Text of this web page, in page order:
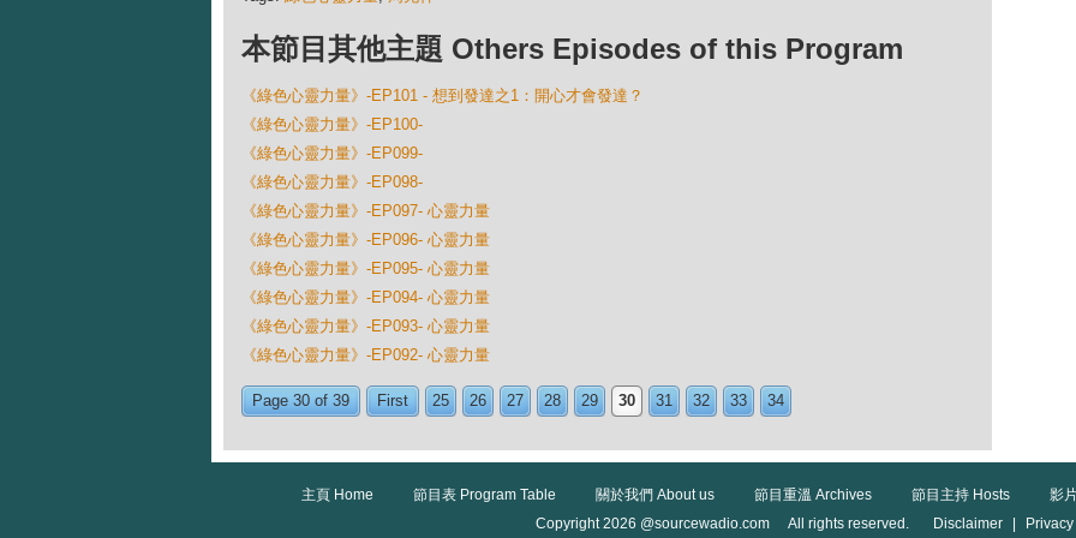
本節目其他主題 Others Episodes of this Program
《綠色心靈力量》-EP101 - 想到發達之1：開心才會發達？
《綠色心靈力量》-EP100-
《綠色心靈力量》-EP099-
《綠色心靈力量》-EP098-
《綠色心靈力量》-EP097- 心靈力量
《綠色心靈力量》-EP096- 心靈力量
《綠色心靈力量》-EP095- 心靈力量
《綠色心靈力量》-EP094- 心靈力量
《綠色心靈力量》-EP093- 心靈力量
《綠色心靈力量》-EP092- 心靈力量
Page 30 of 39 First 25 26 27 28 29 30 31 32 33 34
主頁 Home 節目表 Program Table 關於我們 About us 節目重溫 Archives 節目主持 Hosts
影
Copyright 2026 @sourcewadio.com All rights reserved.
Disclaimer Privacy